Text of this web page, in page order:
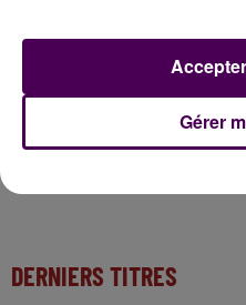
4 août 2026
Honfleur :
8 août
DERNIERS TITRES
Gérer